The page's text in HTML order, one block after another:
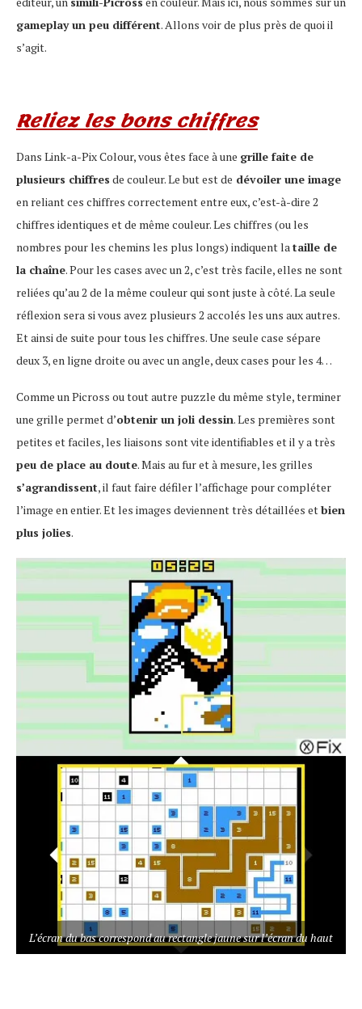
gameplay un peu différent. Allons voir de plus près de quoi il
s’agit.
Reliez les bons chiffres
Dans Link-a-Pix Colour, vous êtes face à une grille faite de
plusieurs chiffres de couleur. Le but est de dévoiler une image
en reliant ces chiffres correctement entre eux, c’est-à-dire 2
chiffres identiques et de même couleur. Les chiffres (ou les
nombres pour les chemins les plus longs) indiquent lataille de
la chaîne. Pour les cases avec un 2, c’est très facile, elles ne sont
reliées qu’au 2 de la même couleur qui sont juste à côté. La seule
réflexion sera si vous avez plusieurs 2 accolés les uns aux autres.
Et ainsi de suite pour tous les chiffres. Une seule case sépare
deux 3, en ligne droite ou avec un angle, deux cases pour les 4…
Comme un Picross ou tout autre puzzle du même style, terminer
une grille permet d’obtenir un joli dessin. Les premières sont
petites et faciles, les liaisons sont vite identifiables et il y a très
peu de place au doute. Mais au fur et à mesure, les grilles
s’agrandissent, il faut faire défiler l’affichage pour compléter
l’image en entier. Et les images deviennent très détaillées etbien
plus jolies.
L’écran du bas correspond au rectangle jaune sur l’écran du haut